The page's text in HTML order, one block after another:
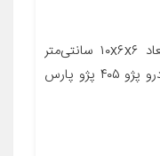
معرفی محصول جزئیات محصول ابعاد ۱۰x۶x۶ سانتی‌متر
جنس چرم مصنوعی مناسب برای خودرو پژو ۴۰۵ پژو پارس